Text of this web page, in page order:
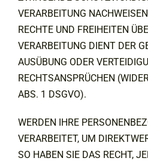
VERARBEITUNG
RECHTE UND FREIHEITEN
VERARBEITUNG DIENT DER
AUSÜBUNG ODER
RECHTSANSPRÜCHEN
ABS. 1 DSGVO).
WERDEN IHRE
VERARBEITET, UM
SO HABEN SIE DAS RECHT,